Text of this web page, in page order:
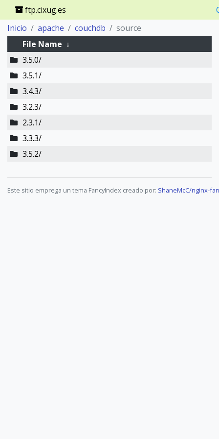
ftp.cixug.es
Inicio
apache couchdb
source
File Name ↓
3.5.0/
3.5.1/
3.4.3/
3.2.3/
2.3.1/
3.3.3/
3.5.2/
Este sitio emprega un tema FancyIndex creado por: ShaneMcC/nginx-